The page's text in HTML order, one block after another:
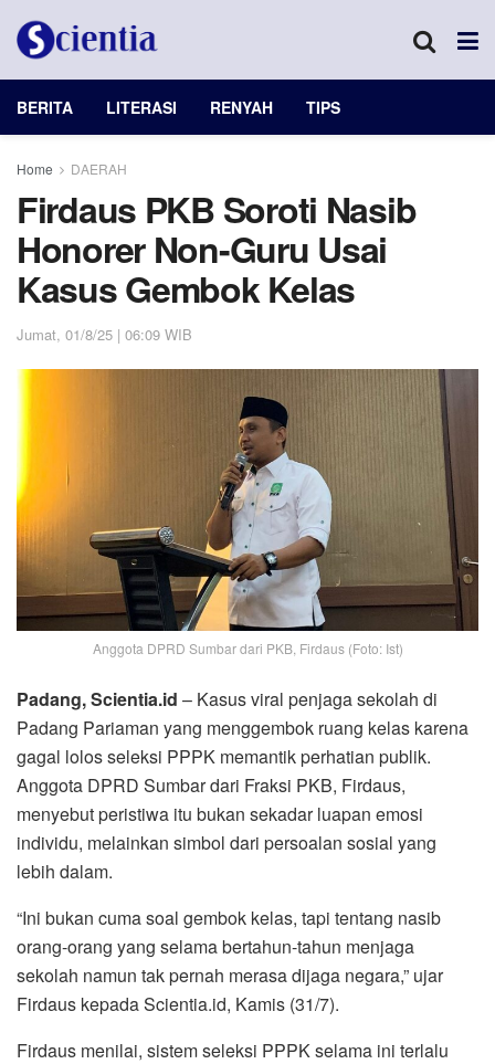
BERITA LITERASI RENYAH TIPS
Home DAERAH
Firdaus PKB Soroti Nasib
Honorer Non-Guru Usai
Kasus Gembok Kelas
Jumat, 01/8/25 | 06:09 WIB
Anggota DPRD Sumbar dari PKB, Firdaus (Foto: Ist)
Padang, Scientia.id – Kasus viral penjaga sekolah di
Padang Pariaman yang menggembok ruang kelas karena
gagal lolos seleksi PPPK memantik perhatian publik.
Anggota DPRD Sumbar dari Fraksi PKB, Firdaus,
menyebut peristiwa itu bukan sekadar luapan emosi
individu, melainkan simbol dari persoalan sosial yang
lebih dalam.
“Ini bukan cuma soal gembok kelas, tapi tentang nasib
orang-orang yang selama bertahun-tahun menjaga
sekolah namun tak pernah merasa dijaga negara,” ujar
Firdaus kepada Scientia.id, Kamis (31/7).
Firdaus menilai, sistem seleksi PPPK selama ini terlalu